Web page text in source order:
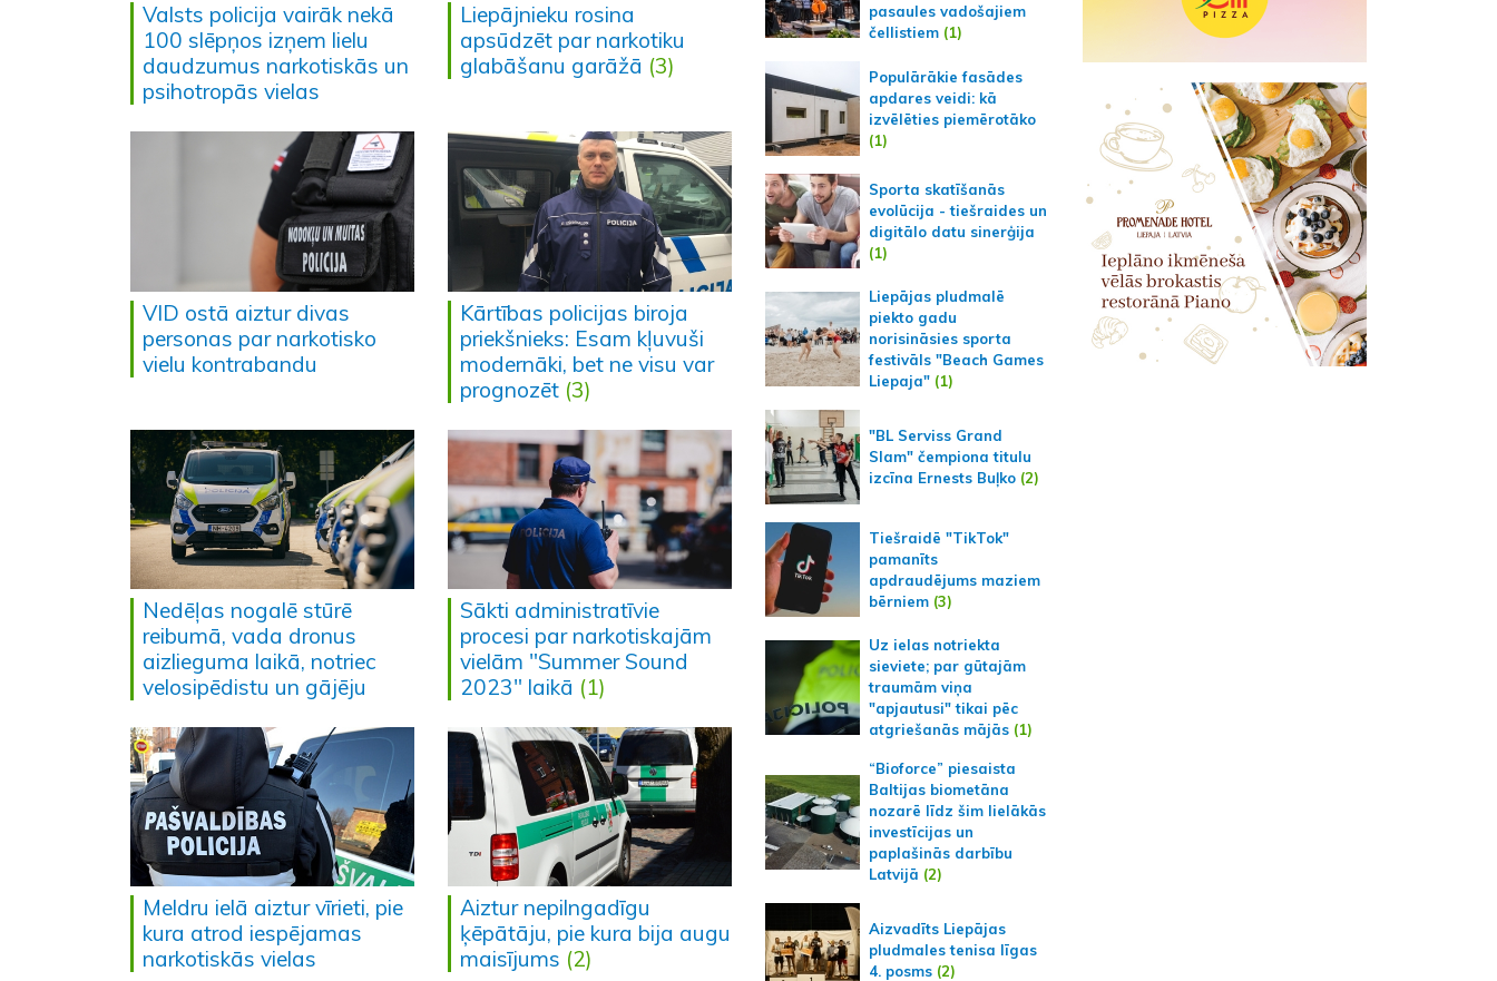
Valsts policija vairāk nekā
100 slēpņos izņem lielu
daudzumus narkotiskās un
psihotropās vielas
Liepājnieku rosina
apsūdzēt par narkotiku
glabāšanu garāžā (3)
VID ostā aiztur divas
personas par narkotisko
vielu kontrabandu
Kārtības policijas biroja
priekšnieks: Esam kļuvuši
modernāki, bet ne visu var
prognozēt (3)
Nedēļas nogalē stūrē
reibumā, vada dronus
aizlieguma laikā, notriec
velosipēdistu un gājēju
Sākti administratīvie
procesi par narkotiskajām
vielām "Summer Sound
2023" laikā (1)
Meldru ielā aiztur vīrieti, pie
kura atrod iespējamas
narkotiskās vielas
Aiztur nepilngadīgu
ķēpātāju, pie kura bija augu
maisījums (2)
pasaules vadošajiem
čellistiem (1)
Populārākie fasādes
apdares veidi: kā
izvēlēties piemērotāko
(1)
Sporta skatīšanās
evolūcija - tiešraides un
digitālo datu sinerģija
(1)
Liepājas pludmalē
piekto gadu
norisināsies sporta
festivāls "Beach Games
Liepaja" (1)
"BL Serviss Grand
Slam" čempiona titulu
izcīna Ernests Buļko (2)
Tiešraidē "TikTok"
pamanīts
apdraudējums maziem
bērniem (3)
Uz ielas notriekta
sieviete; par gūtajām
traumām viņa
"apjautusi" tikai pēc
atgriešanās mājās (1)
“Bioforce” piesaista
Baltijas biometāna
nozarē līdz šim lielākās
investīcijas un
paplašinās darbību
Latvijā (2)
Aizvadīts Liepājas
pludmales tenisa līgas
4. posms (2)